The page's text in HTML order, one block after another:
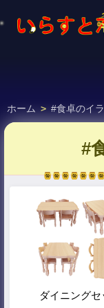
ホーム > #食卓のイ
#
ダイニングセ